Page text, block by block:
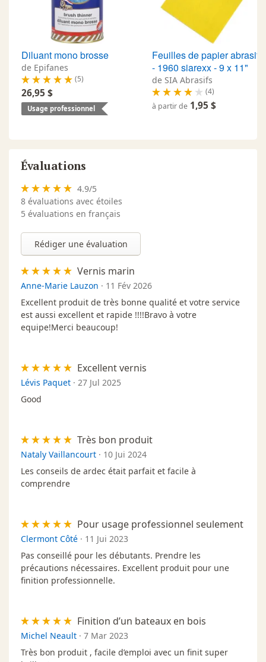
Diluant mono brosse
de Epifanes
(5)
26,95 $
Usage professionnel
Feuilles de papier abrasif
- 1960 siarexx - 9 x 11"
de SIA Abrasifs
(4)
à partir de 1,95 $
Évaluations
4.9/5
8 évaluations avec étoiles
5 évaluations en français
Rédiger une évaluation
Vernis marin
Anne-Marie Lauzon · 11 Fév 2026
Excellent produit de très bonne qualité et votre service
est aussi excellent et rapide !!!!Bravo à votre
equipe!Merci beaucoup!
Excellent vernis
Lévis Paquet · 27 Jul 2025
Good
Très bon produit
Nataly Vaillancourt · 10 Jui 2024
Les conseils de ardec était parfait et facile à
comprendre
Pour usage professionnel seulement
Clermont Côté · 11 Jui 2023
Pas conseillé pour les débutants. Prendre les
précautions nécessaires. Excellent produit pour une
finition professionnelle.
Finition d’un bateaux en bois
Michel Neault · 7 Mar 2023
Très bon produit , facile d’emploi avec un finit super